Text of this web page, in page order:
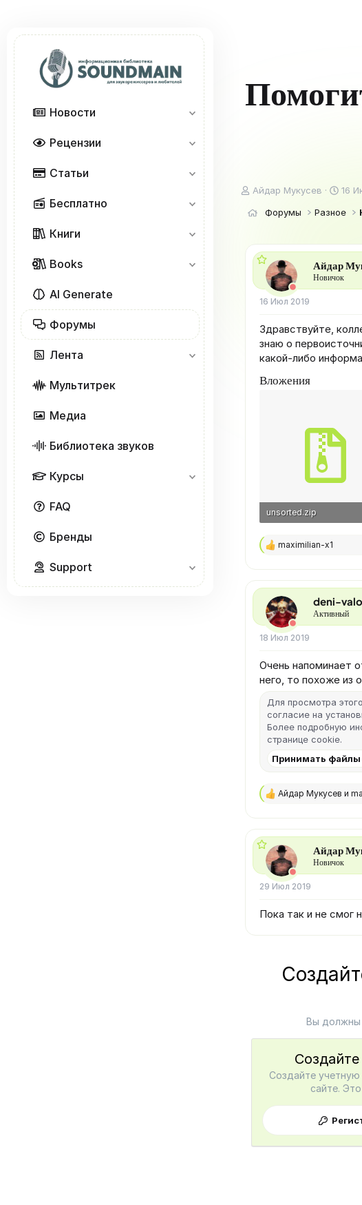
Новости
Рецензии
Статьи
Бесплатно
Книги
Books
AI Generate
Форумы
Лента
Мультитрек
Медиа
Библиотека звуков
Курсы
FAQ
Бренды
Support
А
т
ы
Айдар Мукусев
Д
т
а
ч
а
л
16
Форумы Разное
Айдар
Новичок
16 Июл 2019
Здравствуйте,
знаю о
какой-либо
Вложения
unsorted.zip
Р
а
к
и
и
:
maximilian-x1
deni-
Активный
18 Июл 2019
Очень напоминает
него, то похоже из
Для просмотра
согласие на
Более подробную
странице cookie.
Принимать файлы
Р
а
к
ц
и
и
:
Айдар Мукусев и
Айдар
Новичок
29 Июл 2019
Пока так и не смог
Вы должны
Создайте
Создайте
сайте.